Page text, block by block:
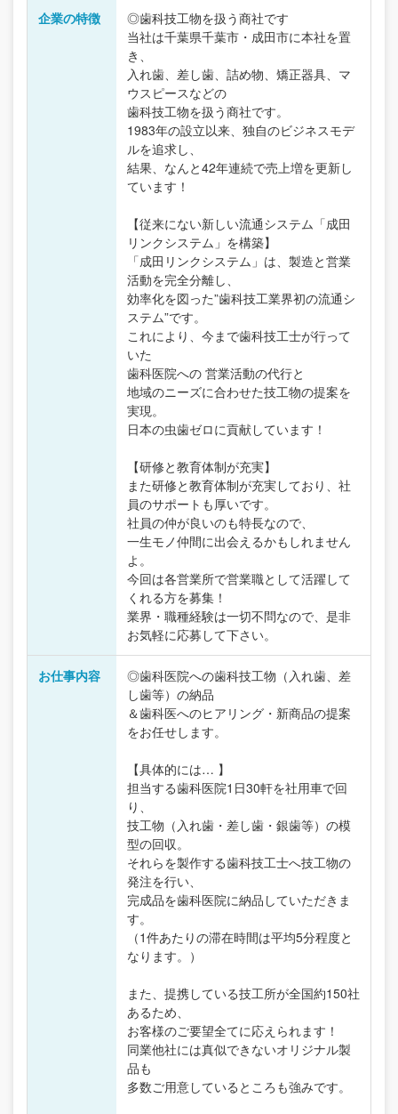
企業の特徴
◎歯科技工物を扱う商社です
当社は千葉県千葉市・成田市に本社を置
き、
入れ歯、差し歯、詰め物、矯正器具、マ
ウスピースなどの
歯科技工物を扱う商社です。
1983年の設立以来、独自のビジネスモデ
ルを追求し、
結果、なんと42年連続で売上増を更新し
ています！
【従来にない新しい流通システム「成田
リンクシステム」を構築】
「成田リンクシステム」は、製造と営業
活動を完全分離し、
効率化を図った”歯科技工業界初の流通シ
ステム”です。
これにより、今まで歯科技工士が行って
いた
歯科医院への 営業活動の代行と
地域のニーズに合わせた技工物の提案を
実現。
日本の虫歯ゼロに貢献しています！
【研修と教育体制が充実】
また研修と教育体制が充実しており、社
員のサポートも厚いです。
社員の仲が良いのも特長なので、
一生モノ仲間に出会えるかもしれません
よ。
今回は各営業所で営業職として活躍して
くれる方を募集！
業界・職種経験は一切不問なので、是非
お気軽に応募して下さい。
お仕事内容
◎歯科医院への歯科技工物（入れ歯、差
し歯等）の納品
＆歯科医へのヒアリング・新商品の提案
をお任せします。
【具体的には… 】
担当する歯科医院1日30軒を社用車で回
り、
技工物（入れ歯・差し歯・銀歯等）の模
型の回収。
それらを製作する歯科技工士へ技工物の
発注を行い、
完成品を歯科医院に納品していただきま
す。
（1件あたりの滞在時間は平均5分程度と
なります。）
また、提携している技工所が全国約150社
あるため、
お客様のご要望全てに応えられます！
同業他社には真似できないオリジナル製
品も
多数ご用意しているところも強みです。